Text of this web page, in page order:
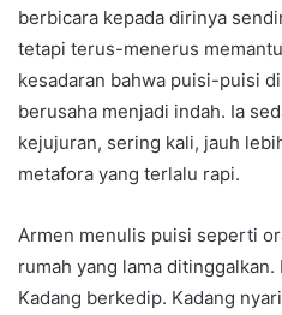
berbicara kepada dirinya
tetapi terus-menerus
kesadaran bahwa puisi-puisi
berusaha menjadi indah. Ia
kejujuran, sering kali, jauh
metafora yang terlalu rapi.
Armen menulis puisi seperti
rumah yang lama
Kadang berkedip. Kadang